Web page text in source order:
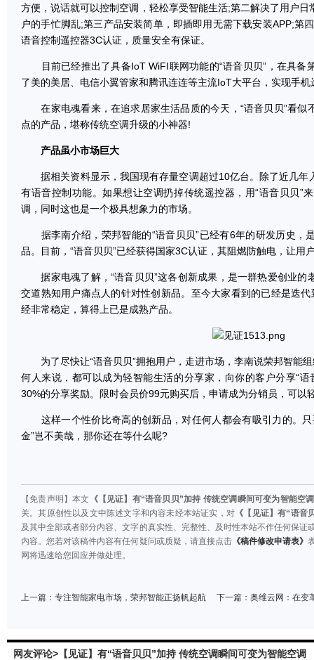
方便，说话就可以控制空调，轻松享受智能生活;第二解决了用户
户的手忙脚乱;第三产品安装简单，即插即用无需下载安装APP;第
语音控制遥控器3C认证，质量安全有保证。
目前已经推出了具备IoT WiFI联网功能的“语音贝贝”，在具备
了美的美居、电信小翼管家和腾讯连连等主流IoT大平台，实现手机
在家电魂看来，在追求居家生活品质的今天，“语音贝贝”看似
点的产品，堪称传统空调升级的小神器!
产品虽小市场巨大
据相关资料显示，我国现有存量空调超过10亿台。除了近几年
有语音控制功能。如果想让空调扔掉传统遥控器，用“语音贝贝”
调，同时这也是一个极具想象力的市场。
据李南介绍，荣邦智能的“语音贝贝”已经有6年的研发历史，
品。目前，“语音贝贝”已经获得国家3C认证，其阻燃防触电，让用
据家电魂了解，“语音贝贝”这各创新成果，是一群热爱创业的
交道熟知用户痛点人的针对性创新品。至今大家看到的已经是迭
经非常稳定，算得上已是成熟产品。
为了尽快让“语音贝贝”拥抱用户，走进市场，李南说荣邦智能组
何人来说，都可以成为轻智能生活的分享家，向你的客户分享“
30%的分享奖励。限时会员价99元购买后，申请成为分销员，可以
这样一个性价比奇高的创新品，对任何人都会有吸引力的。只
金”岂不美哉，那你还在等什么呢?
【免责声明】本文
《【见证】有“语音贝贝”加持 传统空调瞬间可变为智能空
关。其原创性以及文中陈述文字和内容未经本站证实，对 《【见证】有“语
及其中全部或者部分内容、文字的真实性、完整性、及时性本站不作任何保证
内容。您若对该稿件内容有任何疑问或质疑，请直接点击《稿件修改申请表》
网将迅速给您回应并做处理。
上一篇： 专注智能家电市场，荣邦智能正扬帆起航 下一篇： 奥维云网：在变
网友评论>【见证】有“语音贝贝”加持 传统空调瞬间可变为智能空调